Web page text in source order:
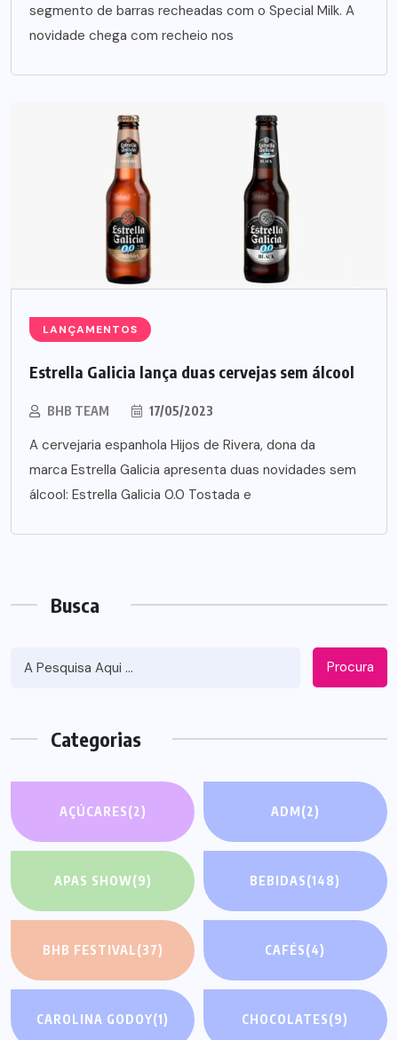
segmento de barras recheadas com o Special Milk. A
novidade chega com recheio nos
LANÇAMENTOS
Estrella Galicia lança duas cervejas sem álcool
BHB TEAM 17/05/2023
A cervejaria espanhola Hijos de Rivera, dona da
marca Estrella Galicia apresenta duas novidades sem
álcool: Estrella Galicia 0.0 Tostada e
Busca
Procura
Categorias
AÇÚCARES(2) ADM(2)
APAS SHOW(9) BEBIDAS(148)
BHB FESTIVAL(37) CAFÉS(4)
CAROLINA GODOY(1) CHOCOLATES(9)